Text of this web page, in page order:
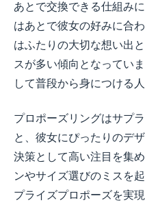
あとで交換できる仕組み
はあとで彼女の好みに合
はふたりの大切な想い出
スが多い傾向となってい
して普段から身につける人
プロポーズリングはサプ
と、彼女にぴったりのデ
決策として高い注目を集
ンやサイズ選びのミスを
プライズプロポーズを実